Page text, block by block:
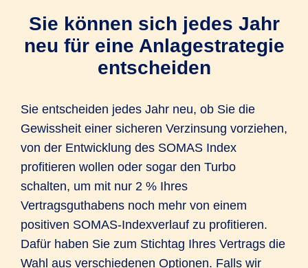
Sie können sich jedes Jahr
neu für eine Anlagestrategie
entscheiden
Sie entscheiden jedes Jahr neu, ob Sie die
Gewissheit einer sicheren Verzinsung vorziehen,
von der Entwicklung des SOMAS Index
profitieren wollen oder sogar den Turbo
schalten, um mit nur 2 % Ihres
Vertragsguthabens noch mehr von einem
positiven SOMAS-Indexverlauf zu profitieren.
Dafür haben Sie zum Stichtag Ihres Vertrags die
Wahl aus verschiedenen Optionen. Falls wir